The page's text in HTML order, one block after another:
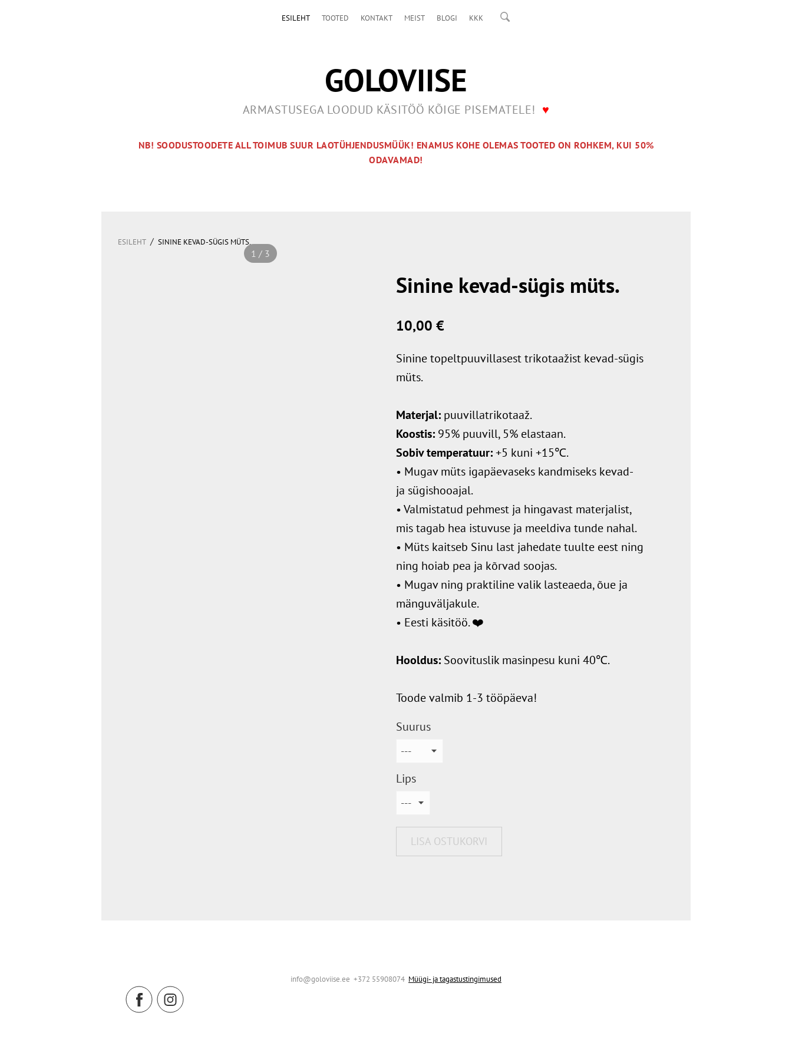
ESILEHT TOOTED KONTAKT MEIST BLOGI KKK
GOLOVIISE
ARMASTUSEGA LOODUD KÄSITÖÖ KÕIGE PISEMATELE! ♥
NB! SOODUSTOODETE ALL TOIMUB SUUR LAOTÜHJENDUSMÜÜK! ENAMUS KOHE OLEMAS TOOTED ON ROHKEM, KUI 50%
ODAVAMAD!
ESILEHT / SININE KEVAD-SÜGIS MÜTS.
1 / 3
Sinine kevad-sügis müts.
10,00 €
Sinine topeltpuuvillasest trikotaažist kevad-sügis
müts.
Materjal: puuvillatrikotaaž.
Koostis: 95% puuvill, 5% elastaan.
Sobiv temperatuur:+5 kuni +15℃.
• Mugav müts igapäevaseks kandmiseks kevad-
ja sügishooajal.
• Valmistatud pehmest ja hingavast materjalist,
mis tagab hea istuvuse ja meeldiva tunde nahal.
• Müts kaitseb Sinu last jahedate tuulte eest ning
ning hoiab pea ja kõrvad soojas.
• Mugav ning praktiline valik lasteaeda, õue ja
mänguväljakule.
• Eesti käsitöö. ❤️
Hooldus: Soovituslik masinpesu kuni 40℃.
Toode valmib 1-3 tööpäeva!
Suurus
Lips
LISA OSTUKORVI
info@goloviise.ee +372 55908074 Müügi- ja tagastustingimused